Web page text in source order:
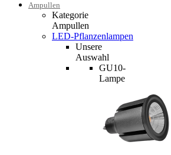
Ampullen
Kategorie
Ampullen
LED-Pflanzenlampen
Unsere
Auswahl
GU10-
Lampe